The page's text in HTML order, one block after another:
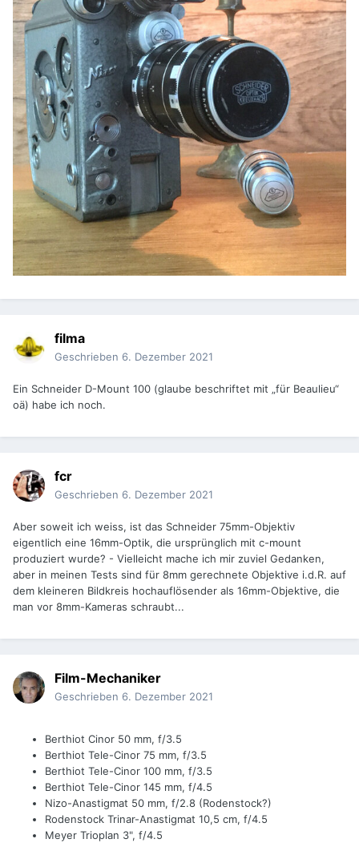
filma
Geschrieben 6. Dezember 2021
Ein Schneider D-Mount 100 (glaube beschriftet mit „für Beaulieu“
oä) habe ich noch.
fcr
Geschrieben 6. Dezember 2021
Aber soweit ich weiss, ist das Schneider 75mm-Objektiv
eigentlich eine 16mm-Optik, die ursprünglich mit c-mount
produziert wurde? - Vielleicht mache ich mir zuviel Gedanken,
aber in meinen Tests sind für 8mm gerechnete Objektive i.d.R. auf
dem kleineren Bildkreis hochauflösender als 16mm-Objektive, die
man vor 8mm-Kameras schraubt...
Film-Mechaniker
Geschrieben 6. Dezember 2021
Berthiot Cinor 50 mm, f/3.5
Berthiot Tele-Cinor 75 mm, f/3.5
Berthiot Tele-Cinor 100 mm, f/3.5
Berthiot Tele-Cinor 145 mm, f/4.5
Nizo-Anastigmat 50 mm, f/2.8 (Rodenstock?)
Rodenstock Trinar-Anastigmat 10,5 cm, f/4.5
Meyer Trioplan 3", f/4.5